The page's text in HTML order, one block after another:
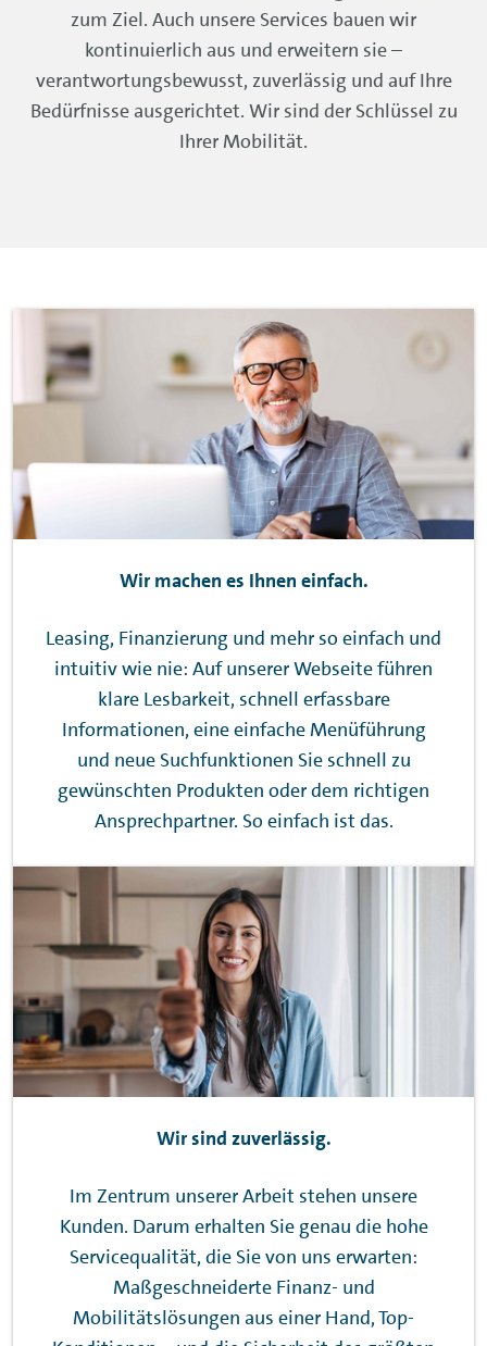
zum Ziel. Auch unsere Services bauen wir
kontinuierlich aus und erweitern sie –
verantwortungsbewusst, zuverlässig und auf Ihre
Bedürfnisse ausgerichtet. Wir sind der Schlüssel zu
Ihrer Mobilität.
Wir machen es Ihnen einfach.
Leasing, Finanzierung und mehr so einfach und
intuitiv wie nie: Auf unserer Webseite führen
klare Lesbarkeit, schnell erfassbare
Informationen, eine einfache Menüführung
und neue Suchfunktionen Sie schnell zu
gewünschten Produkten oder dem richtigen
Ansprechpartner. So einfach ist das.
Wir sind zuverlässig.
Im Zentrum unserer Arbeit stehen unsere
Kunden. Darum erhalten Sie genau die hohe
Servicequalität, die Sie von uns erwarten:
Maßgeschneiderte Finanz- und
Mobilitätslösungen aus einer Hand, Top-